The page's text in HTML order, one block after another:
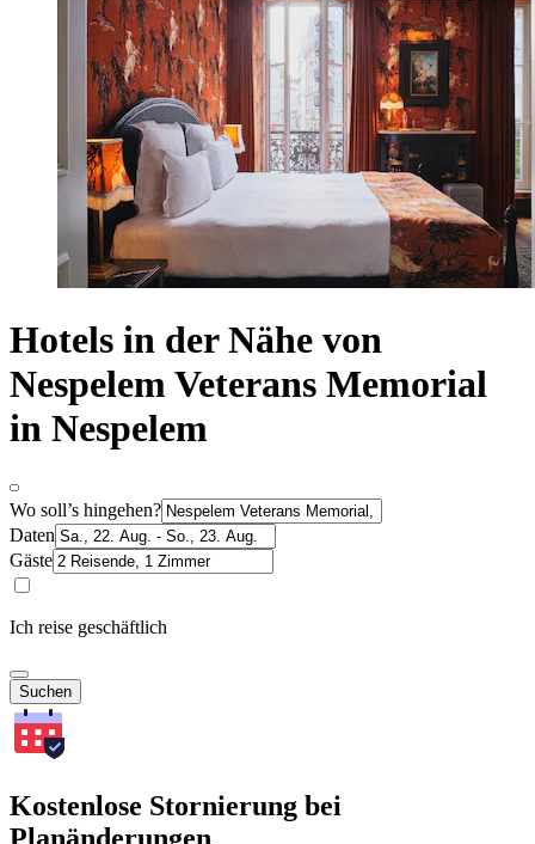
Hotels in der Nähe von
Nespelem Veterans Memorial
in Nespelem
Wo soll’s hingehen?
Daten
Gäste
Ich reise geschäftlich
Suchen
Kostenlose Stornierung bei
Planänderungen